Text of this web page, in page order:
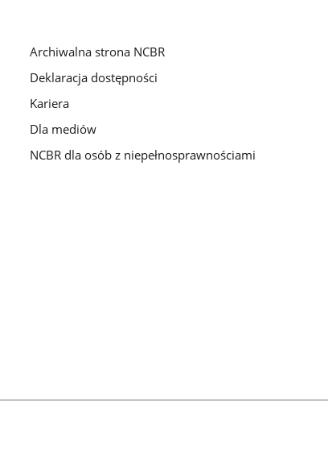
Archiwalna strona NCBR
Deklaracja dostępności
Kariera
Dla mediów
NCBR dla osób z niepełnosprawnościami